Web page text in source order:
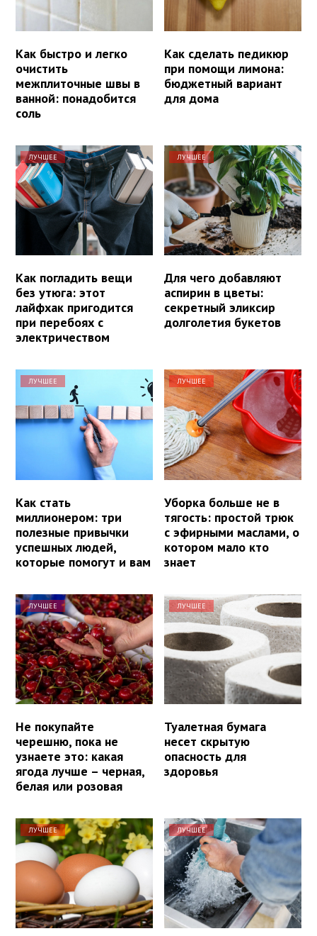
Как быстро и легко
очистить
межплиточные швы в
ванной: понадобится
соль
Как сделать педикюр
при помощи лимона:
бюджетный вариант
для дома
ЛУЧШЕЕ
Как погладить вещи
без утюга: этот
лайфхак пригодится
при перебоях с
электричеством
ЛУЧШЕЕ
Для чего добавляют
аспирин в цветы:
секретный эликсир
долголетия букетов
ЛУЧШЕЕ
Как стать
миллионером: три
полезные привычки
успешных людей,
которые помогут и вам
ЛУЧШЕЕ
Уборка больше не в
тягость: простой трюк
с эфирными маслами, о
котором мало кто
знает
ЛУЧШЕЕ
Не покупайте
черешню, пока не
узнаете это: какая
ягода лучше – черная,
белая или розовая
ЛУЧШЕЕ
Туалетная бумага
несет скрытую
опасность для
здоровья
ЛУЧШЕЕ ЛУЧШЕЕ